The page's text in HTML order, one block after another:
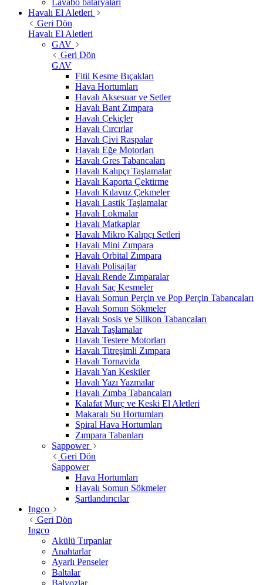
Lavabo bataryaları
Havalı El Aletleri
Geri Dön
Havalı El Aletleri
GAV
Geri Dön
GAV
Fitil Kesme Bıçakları
Hava Hortumları
Havalı Aksesuar ve Setler
Havalı Bant Zımpara
Havalı Çekiçler
Havalı Cırcırlar
Havalı Çivi Raspalar
Havalı Eğe Motorları
Havalı Gres Tabancaları
Havalı Kalıpçı Taşlamalar
Havalı Kaporta Çektirme
Havalı Kılavuz Çekmeler
Havalı Lastik Taşlamalar
Havalı Lokmalar
Havalı Matkaplar
Havalı Mikro Kalıpçı Setleri
Havalı Mini Zımpara
Havalı Orbital Zımpara
Havalı Polisajlar
Havalı Rende Zımparalar
Havalı Saç Kesmeler
Havalı Somun Perçin ve Pop Perçin Tabancaları
Havalı Somun Sökmeler
Havalı Sosis ve Silikon Tabancaları
Havalı Taşlamalar
Havalı Testere Motorları
Havalı Titreşimli Zımpara
Havalı Tornavida
Havalı Yan Keskiler
Havalı Yazı Yazmalar
Havalı Zımba Tabancaları
Kalafat Murç ve Keski El Aletleri
Makaralı Su Hortumları
Spiral Hava Hortumları
Zımpara Tabanları
Sappower
Geri Dön
Sappower
Hava Hortumları
Havalı Somun Sökmeler
Şartlandırıcılar
Ingco
Geri Dön
Ingco
Akülü Tırpanlar
Anahtarlar
Ayarlı Penseler
Baltalar
Balyozlar